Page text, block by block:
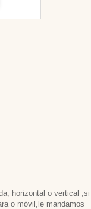
horizontal o vertical ,si
o móvil,le mandamos